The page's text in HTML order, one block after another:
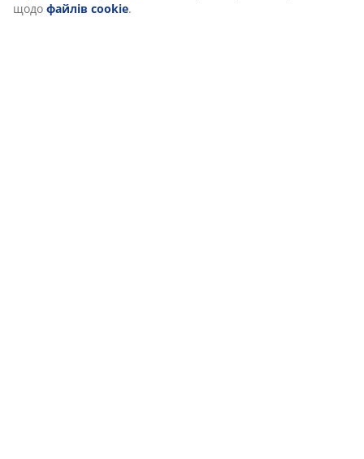
щодо файлів cookie.